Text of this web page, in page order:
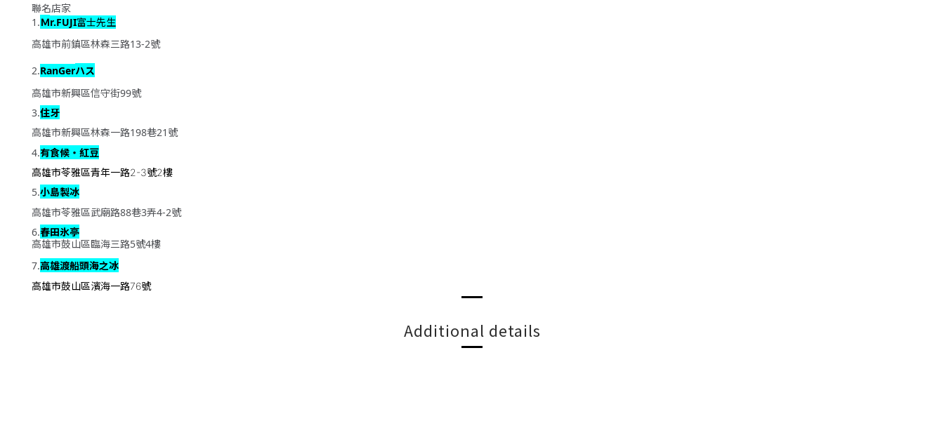
聯名店家
1.Ｍr.FUJI富士先生
高雄市前鎮區林森三路13-2號
2.RanGerハス
高雄市新興區信守街99號
3.住牙
高雄市新興區林森一路198巷21 號
4.有食候・紅豆
高雄市苓雅區青年一路2-3號2樓
5.小島製冰
高雄市苓雅區武廟路88巷3弄4-2號
6.春田氷亭
高雄市鼓山區臨海三路5號4樓
7.高雄渡船頭海之冰
高雄市鼓山區濱海一路76號
Additional details